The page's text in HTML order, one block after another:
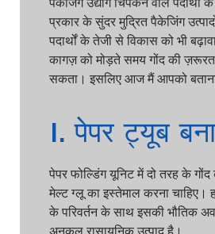
प्रकार के सुंदर मुद्रित पैकेजिंग
पदार्थों के तेजी से विकास को भी बढ़ावा
कागज़ को मोड़ते समय गोंद की ज़रूरत
सकता। इसलिए आज मैं आपको बताना
1. पेपर ट्यूब
पेपर फोल्डिंग यूनिट में दो तरह के गोंद
मेल्ट ग्लू का इस्तेमाल करना चाहिए।
के परिवर्तन के साथ इसकी भौतिक